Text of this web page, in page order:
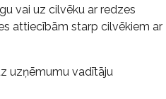
vai uz cilvēku ar redzes
attiecībām starp cilvēkiem ar
uzņēmumu vadītāju